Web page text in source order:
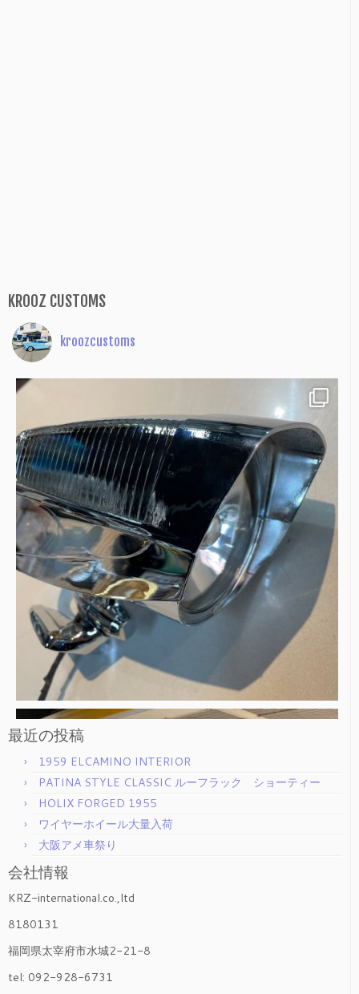
KROOZ CUSTOMS
kroozcustoms
最近の投稿
1959 ELCAMINO INTERIOR
PATINA STYLE CLASSIC ルーフラック ショーティー
HOLIX FORGED 1955
ワイヤーホイール大量入荷
大阪アメ車祭り
会社情報
KRZ-international.co.,ltd
8180131
福岡県太宰府市水城2-21-8
tel: 092-928-6731